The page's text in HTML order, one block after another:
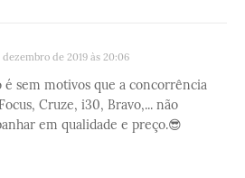
de 2019 às 20:06
é sem motivos que a concorrência
Cruze, i30, Bravo,... não
em qualidade e preço.😎